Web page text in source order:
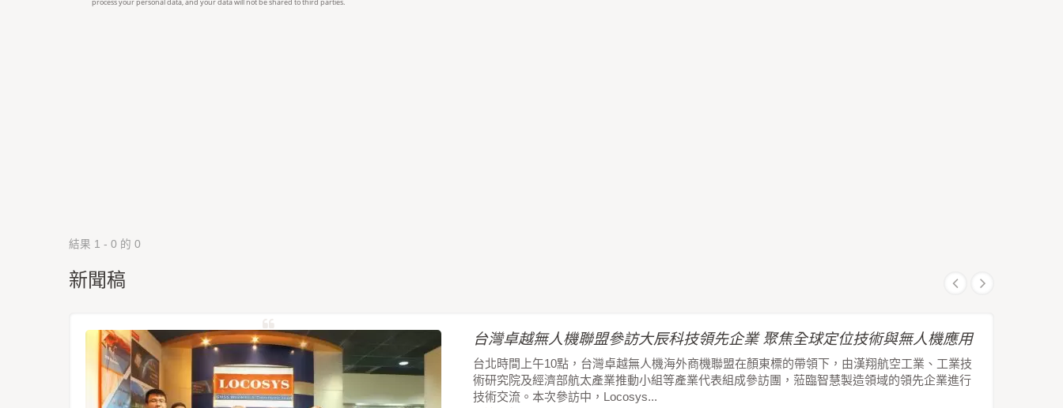
結果 1 - 0 的 0
新聞稿
台灣卓越無人機聯盟參訪大辰科技領先企業 聚焦全球定位技術與無人機應用
台北時間上午10點，台灣卓越無人機海外商機聯盟在顏東標的帶領下，由漢翔航空工業、工業技
術研究院及經濟部航太產業推動小組等產業代表組成參訪團，蒞臨智慧製造領域的領先企業進行
技術交流。本次參訪中，Locosys...